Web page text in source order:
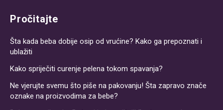
Pročitajte
Šta kada beba dobije osip od vrućine? Kako ga prepoznati i
ublažiti
Kako spriječiti curenje pelena tokom spavanja?
Ne vjerujte svemu što piše na pakovanju! Šta zapravo znače
oznake na proizvodima za bebe?